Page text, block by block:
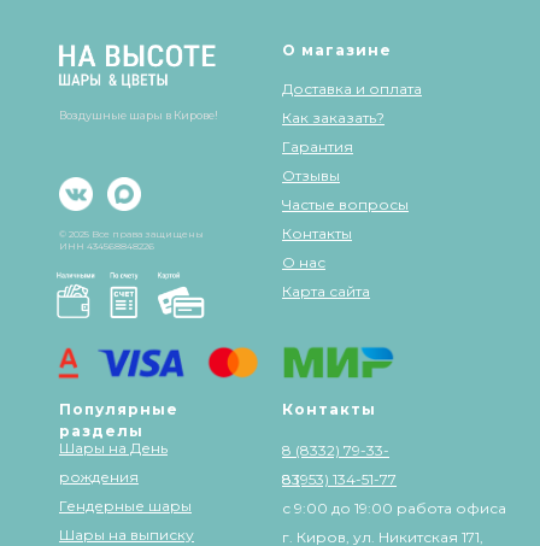
О магазине
Доставка и оплата
Популярные
разделы
Шары на День
рождения
Контакты
© 2025 Все права защищены
Как заказать?
Гарантия
Отзывы
Частые вопросы
Контакты
О нас
Гендерные шары
Шары на выписку
8 (8332) 79-33-
83
8 (953) 134-51-77
с 9:00 до 19:00 работа офиса
г. Киров, ул. Никитская 171,
ИНН 434568848226
Карта сайта
Воздушные шары в Кирове!